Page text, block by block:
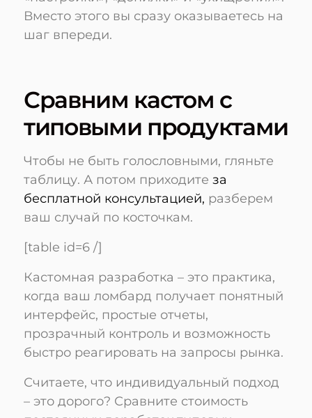
Вместо этого вы сразу оказываетесь на
шаг впереди.
Сравним кастом с
типовыми продуктами
Чтобы не быть голословными, гляньте
таблицу. А потом приходите за
бесплатной консультацией, разберем
ваш случай по косточкам.
[table id=6 /]
Кастомная разработка – это практика,
когда ваш ломбард получает понятный
интерфейс, простые отчеты,
прозрачный контроль и возможность
быстро реагировать на запросы рынка.
Считаете, что индивидуальный подход
– это дорого? Сравните стоимость